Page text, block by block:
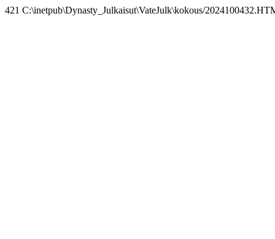
421 C:\inetpub\Dynasty_Julkaisut\VateJulk\kokous/